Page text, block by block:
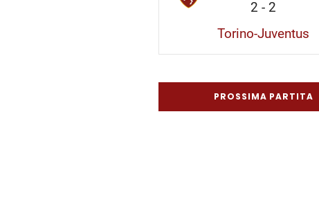
2 - 2
Torino-Juventus
PROSSIMA PARTITA